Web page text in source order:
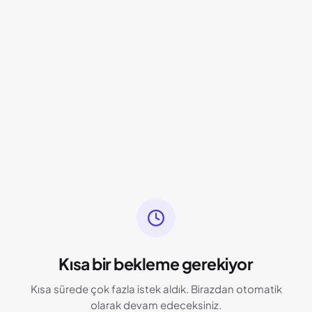
Kısa bir bekleme gerekiyor
Kısa sürede çok fazla istek aldık. Birazdan otomatik
olarak devam edeceksiniz.